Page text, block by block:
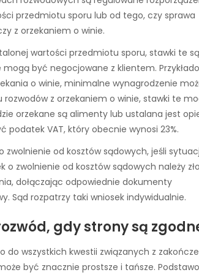
przedmiotu sporu lub od tego, czy sprawa
z orzekaniem o winie.
wartości przedmiotu sporu, stawki te są
być negocjowane z klientem.
o winie, minimalne wynagrodzenie
z orzekaniem o winie, stawki te
orzekane są alimenty lub ustalana jest
VAT, który obecnie wynosi 23%.
zwolnienie od kosztów sądowych, jeśli
zwolnienie od kosztów sądowych należy
dołączając odpowiednie dokumenty
Sąd rozpatrzy taki wniosek indywidualnie.
gdy strony są
do wszystkich kwestii związanych z
być znacznie prostsze i tańsze.